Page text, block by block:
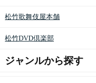
松竹歌舞伎屋本舗
松竹DVD倶楽部
ジャンルから探す